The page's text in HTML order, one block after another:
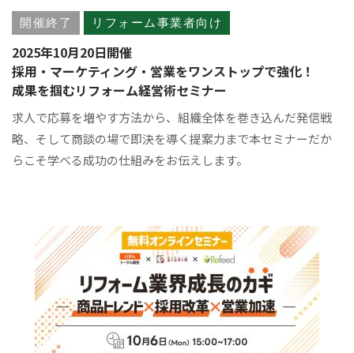
開催終了 リフォーム事業者向け
2025年10月20日開催
採用・マーケティング・営業をワンストップで強化！
成果を掴むリフォーム経営術セミナー
求人で応募を増やす方法から、組織全体を巻き込んだ発信戦
略、そして商談の場で即決を導く提案力まで本セミナーだか
らこそ学べる成功の仕組みをお伝えします。